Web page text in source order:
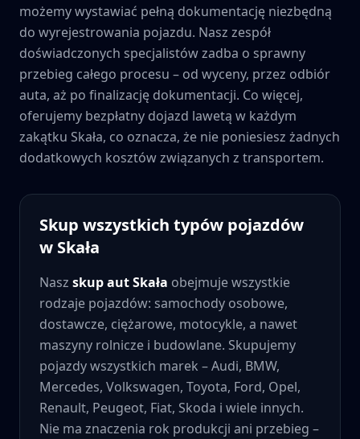
możemy wystawiać pełną dokumentację niezbędną
do wyrejestrowania pojazdu. Nasz zespół
doświadczonych specjalistów zadba o sprawny
przebieg całego procesu – od wyceny, przez odbiór
auta, aż po finalizację dokumentacji. Co więcej,
oferujemy bezpłatny dojazd lawetą w każdym
zakątku Skała, co oznacza, że nie poniesiesz żadnych
dodatkowych kosztów związanych z transportem.
Skup wszystkich typów pojazdów
w Skała
Nasz skup autSkała obejmuje wszystkie
rodzaje pojazdów: samochody osobowe,
dostawcze, ciężarowe, motocykle, a nawet
maszyny rolnicze i budowlane. Skupujemy
pojazdy wszystkich marek – Audi, BMW,
Mercedes, Volkswagen, Toyota, Ford, Opel,
Renault, Peugeot, Fiat, Skoda i wiele innych.
Nie ma znaczenia rok produkcji ani przebieg –